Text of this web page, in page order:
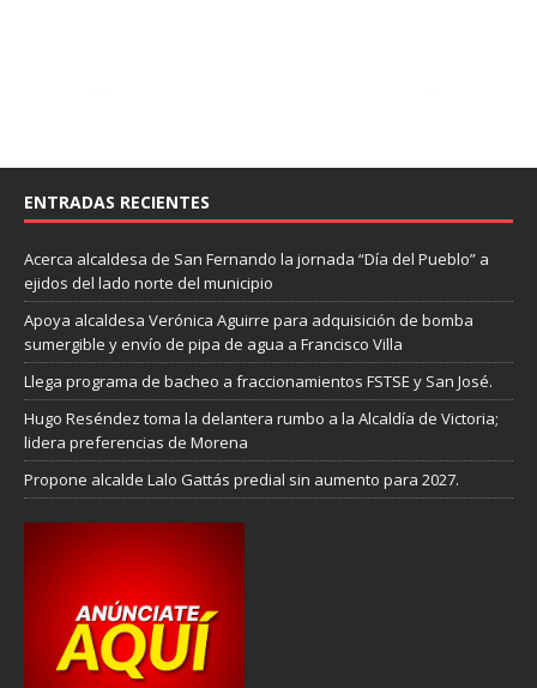
ENTRADAS RECIENTES
Acerca alcaldesa de San Fernando la jornada “Día del Pueblo” a
ejidos del lado norte del municipio
Apoya alcaldesa Verónica Aguirre para adquisición de bomba
sumergible y envío de pipa de agua a Francisco Villa
Llega programa de bacheo a fraccionamientos FSTSE y San José.
Hugo Reséndez toma la delantera rumbo a la Alcaldía de Victoria;
lidera preferencias de Morena
Propone alcalde Lalo Gattás predial sin aumento para 2027.